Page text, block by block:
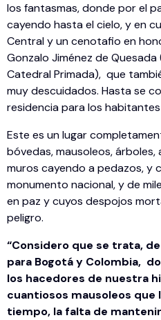
los fantasmas, donde por el
cayendo hasta el cielo, y en
Central y un cenotafio en
Gonzalo Jiménez de
Catedral Primada), que
muy descuidados. Hasta se
residencia para los
Este es un lugar
bóvedas, mausoleos,
muros cayendo a pedazos, y
monumento nacional, y de
en paz y cuyos despojos
peligro.
“Considero que se trata,
para Bogotá y Colombia,
los hacedores de nuestra
cuantiosos mausoleos
tiempo, la falta de